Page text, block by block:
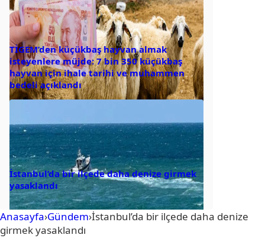
TİGEM’den küçükbaş hayvan almak
isteyenlere müjde: 7 bin 350 küçükbaş
hayvan için ihale tarihi ve muhammen
bedeli açıklandı
İstanbul’da bir ilçede daha denize girmek
yasaklandı
Anasayfa›Gündem›İstanbul’da bir ilçede daha denize
girmek yasaklandı